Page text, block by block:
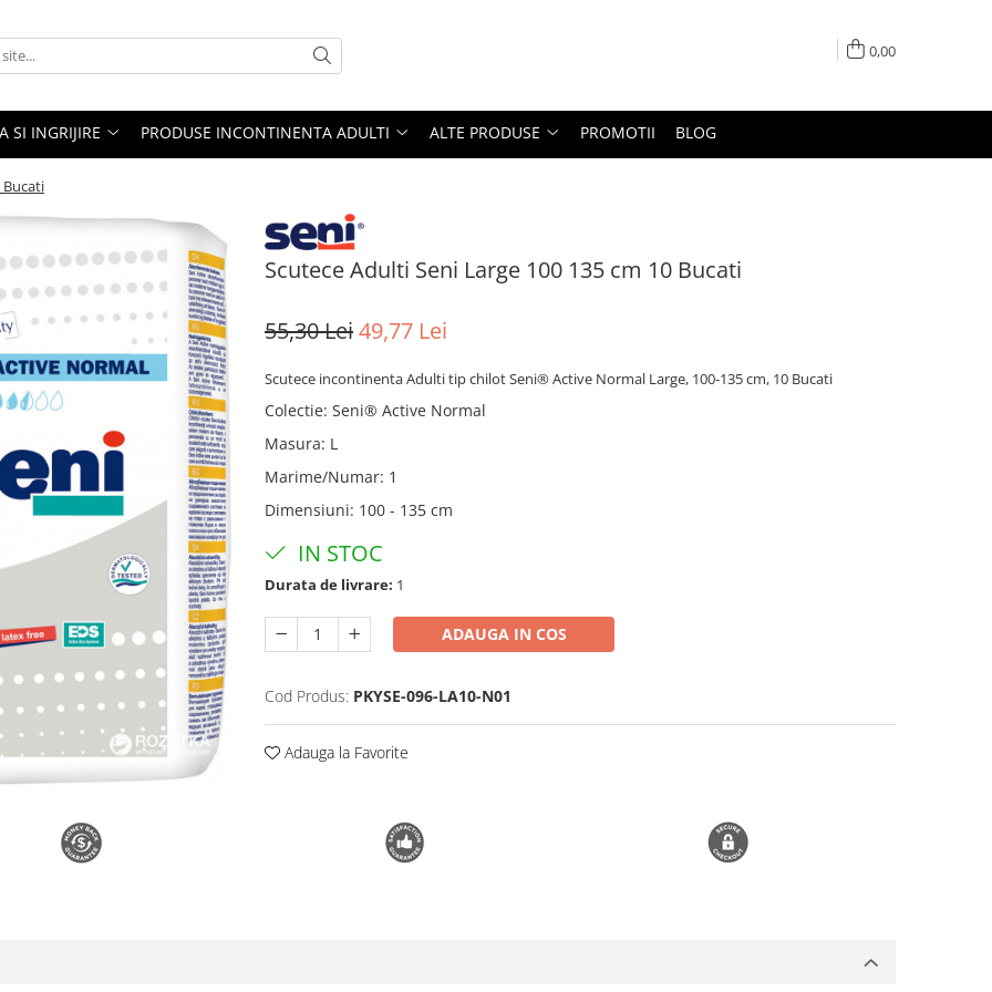
0,00
SI INGRIJIRE PRODUSE INCONTINENTA ADULTI ALTE PRODUSE PROMOTII BLOG
Bucati
Scutece Adulti Seni Large 100 135 cm 10 Bucati
55,30 Lei49,77 Lei
Scutece incontinenta Adulti tip chilot Seni® Active Normal Large, 100-135 cm, 10 Bucati
Colectie: Seni® Active Normal
Masura: L
Marime/Numar: 1
Dimensiuni: 100 - 135 cm
IN STOC
Durata de livrare: 1
ADAUGA IN COS
Cod Produs: PKYSE-096-LA10-N01
Adauga la Favorite